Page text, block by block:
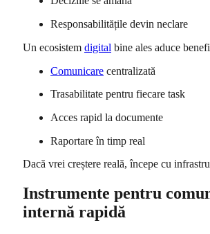
Responsabilitățile devin neclare
Un ecosistem digital bine ales aduce
Comunicare centralizată
Trasabilitate pentru fiecare task
Acces rapid la documente
Raportare în timp real
Dacă vrei creștere reală, începe cu
Instrumente pentru
internă rapidă